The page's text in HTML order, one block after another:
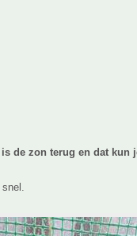
is de zon terug en dat
snel.